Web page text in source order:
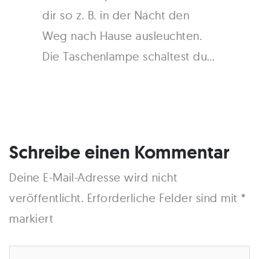
dir so z. B. in der Nacht den
Weg nach Hause ausleuchten.
Die Taschenlampe schaltest du…
Schreibe einen Kommentar
Deine E-Mail-Adresse wird nicht
veröffentlicht. Erforderliche Felder sind mit *
markiert